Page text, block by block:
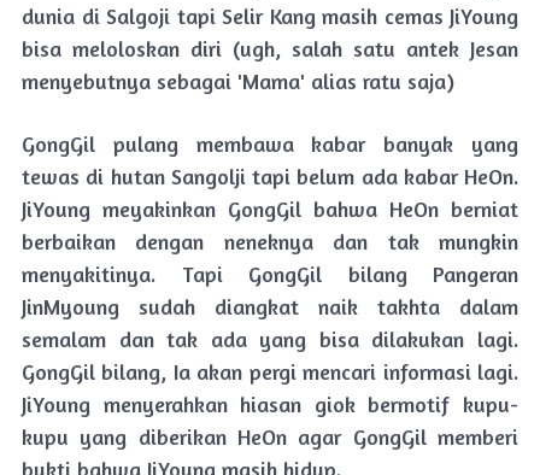
dunia di Salgoji tapi Selir Kang masih cemas JiYoung
bisa meloloskan diri (ugh, salah satu antek Jesan
menyebutnya sebagai 'Mama' alias ratu saja)
GongGil pulang membawa kabar banyak yang
tewas di hutan Sangolji tapi belum ada kabar HeOn.
JiYoung meyakinkan GongGil bahwa HeOn berniat
berbaikan dengan neneknya dan tak mungkin
menyakitinya. Tapi GongGil bilang Pangeran
JinMyoung sudah diangkat naik takhta dalam
semalam dan tak ada yang bisa dilakukan lagi.
GongGil bilang, Ia akan pergi mencari informasi lagi.
JiYoung menyerahkan hiasan giok bermotif kupu-
kupu yang diberikan HeOn agar GongGil memberi
bukti bahwa JiYoung masih hidup.